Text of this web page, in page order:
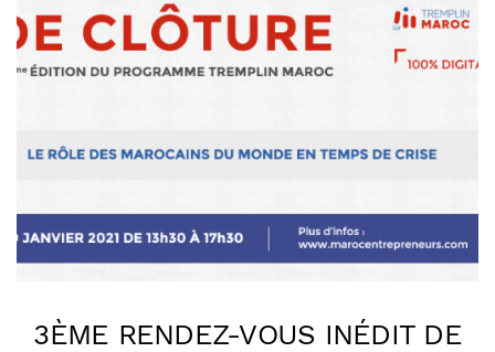
3ÈME RENDEZ-VOUS INÉDIT DE